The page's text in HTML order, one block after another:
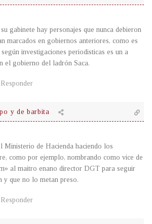
gabinete hay personajes que nunca debieron
marcados en gobiernos anteriores, como es
investigaciones periodisticas es un a
el gobierno del ladrón Saca.
Responder
y de barbita
Ministerio de Hacienda haciendo los
como por ejemplo, nombrando como vice de
al maitro enano director DGT para seguir
y que no lo metan preso.
Responder